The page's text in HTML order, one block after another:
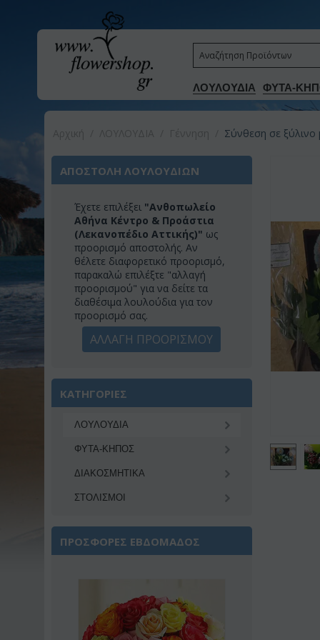
ΛΟΥΛΟΥΔΙΑ ΦΥΤΑ-
Σύνθεση σε ξύλινο
ΑΠΟΣΤΟΛΗ ΛΟΥΛΟΥΔΙΩΝ
Έχετε επιλέξει "Ανθοπωλείο
Αθήνα Κέντρο & Προάστια
(Λεκανοπέδιο Αττικής)" ως
προορισμό αποστολής. Αν
θέλετε διαφορετικό προορισμό,
παρακαλώ επιλέξτε "αλλαγή
προορισμού" για να δείτε τα
διαθέσιμα λουλούδια για τον
προορισμό σας.
ΑΛΛΑΓΗ ΠΡΟΟΡΙΣΜΟΥ
ΚΑΤΗΓΟΡΙΕΣ
ΛΟΥΛΟΥΔΙΑ
ΦΥΤΑ-ΚΗΠΟΣ
ΔΙΑΚΟΣΜΗΤΙΚA
ΣΤΟΛΙΣΜΟΙ
ΠΡΟΣΦΟΡΕΣ ΕΒΔΟΜΑΔΟΣ